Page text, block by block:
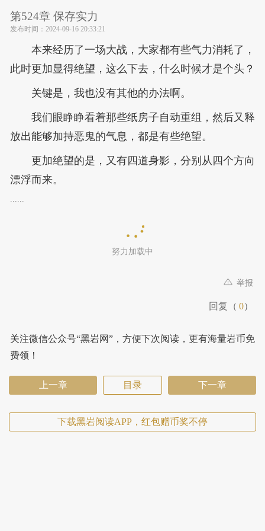
第524章 保存实力
发布时间： 2024-09-16 20:33:21
本来经历了一场大战，大家都有些气力消耗了，
此时更加显得绝望，这么下去，什么时候才是个头？
关键是，我也没有其他的办法啊。
我们眼睁睁看着那些纸房子自动重组，然后又释
放出能够加持恶鬼的气息，都是有些绝望。
更加绝望的是，又有四道身影，分别从四个方向
漂浮而来。
......
努力加载中
举报
回复（ 0）
关注微信公众号“黑岩网”，方便下次阅读，更有海量岩币免
费领！
上一章 目录 下一章
下载黑岩阅读APP，红包赠币奖不停